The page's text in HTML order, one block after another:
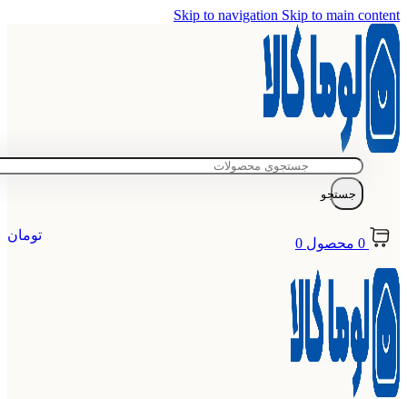
Skip to navigation Skip to main content
جستجو
0 محصول 0
تومان